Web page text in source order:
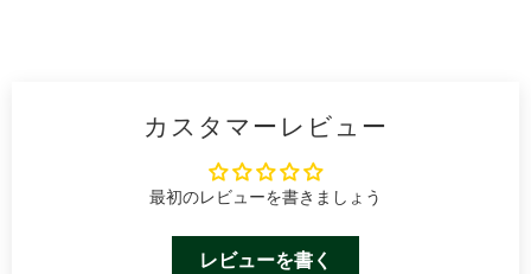
カスタマーレビュー
最初のレビューを書きましょう
レビューを書く